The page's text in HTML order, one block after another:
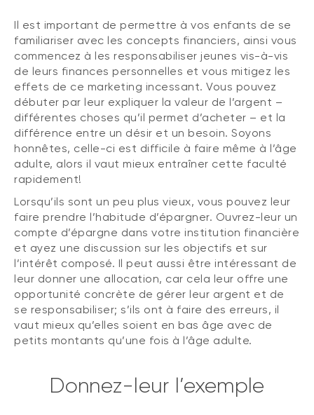
Il est important de permettre à vos enfants de se
familiariser avec les concepts financiers, ainsi vous
commencez à les responsabiliser jeunes vis-à-vis
de leurs finances personnelles et vous mitigez les
effets de ce marketing incessant. Vous pouvez
débuter par leur expliquer la valeur de l’argent –
différentes choses qu’il permet d’acheter – et la
différence entre un désir et un besoin. Soyons
honnêtes, celle-ci est difficile à faire même à l’âge
adulte, alors il vaut mieux entraîner cette faculté
rapidement!
Lorsqu’ils sont un peu plus vieux, vous pouvez leur
faire prendre l’habitude d’épargner. Ouvrez-leur un
compte d’épargne dans votre institution financière
et ayez une discussion sur les objectifs et sur
l’intérêt composé. Il peut aussi être intéressant de
leur donner une allocation, car cela leur offre une
opportunité concrète de gérer leur argent et de
se responsabiliser; s’ils ont à faire des erreurs, il
vaut mieux qu’elles soient en bas âge avec de
petits montants qu’une fois à l’âge adulte.
Donnez-leur l’exemple